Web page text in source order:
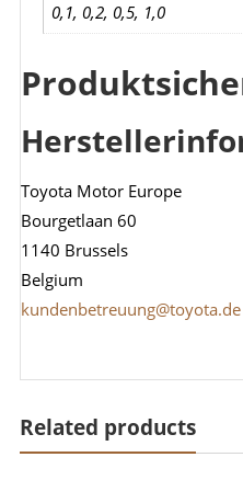
0,1, 0,2, 0,5, 1,0
Toyota Motor Europe
Bourgetlaan 60
1140 Brussels
Belgium
kundenbetreuung@toyota.de
Related products